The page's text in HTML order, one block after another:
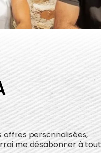
offres personnalisées,
me désabonner à tout